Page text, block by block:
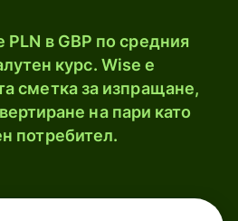
PLN в GBP по средния
курс. Wise е
сметка за изпращане,
на пари като
потребител.